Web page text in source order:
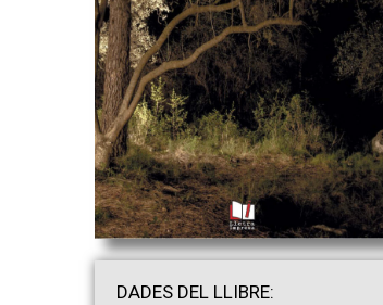
DADES DEL LLIBRE: